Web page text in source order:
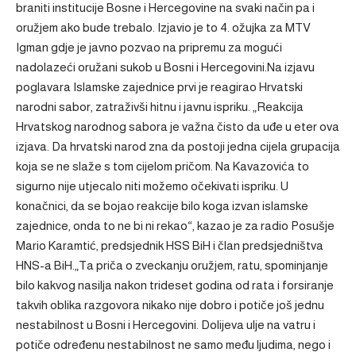
braniti institucije Bosne i Hercegovine na svaki način pa i
oružjem ako bude trebalo. Izjavio je to 4. ožujka za MTV
Igman gdje je javno pozvao na pripremu za mogući
nadolazeći oružani sukob u Bosni i Hercegovini.Na izjavu
poglavara Islamske zajednice prvi je reagirao Hrvatski
narodni sabor, zatraživši hitnu i javnu ispriku. „Reakcija
Hrvatskog narodnog sabora je važna čisto da uđe u eter ova
izjava. Da hrvatski narod zna da postoji jedna cijela grupacija
koja se ne slaže s tom cijelom pričom. Na Kavazovića to
sigurno nije utjecalo niti možemo očekivati ispriku. U
konačnici, da se bojao reakcije bilo koga izvan islamske
zajednice, onda to ne bi ni rekao“, kazao je za radio Posušje
Mario Karamtić, predsjednik HSS BiH i član predsjedništva
HNS-a BiH.„Ta priča o zveckanju oružjem, ratu, spominjanje
bilo kakvog nasilja nakon trideset godina od rata i forsiranje
takvih oblika razgovora nikako nije dobro i potiče još jednu
nestabilnost u Bosni i Hercegovini. Dolijeva ulje na vatru i
potiče određenu nestabilnost ne samo među ljudima, nego i